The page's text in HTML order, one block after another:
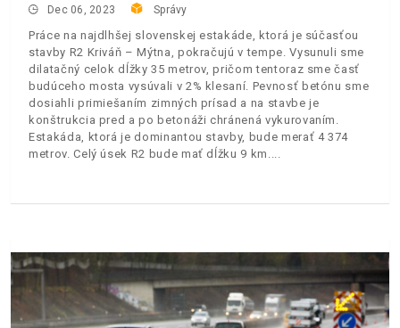
Dec 06, 2023 Správy
Práce na najdlhšej slovenskej estakáde, ktorá je súčasťou
stavby R2 Kriváň – Mýtna, pokračujú v tempe. Vysunuli sme
dilatačný celok dĺžky 35 metrov, pričom tentoraz sme časť
budúceho mosta vysúvali v 2% klesaní. Pevnosť betónu sme
dosiahli primiešaním zimných prísad a na stavbe je
konštrukcia pred a po betonáži chránená vykurovaním.
Estakáda, ktorá je dominantou stavby, bude merať 4 374
metrov. Celý úsek R2 bude mať dĺžku 9 km.